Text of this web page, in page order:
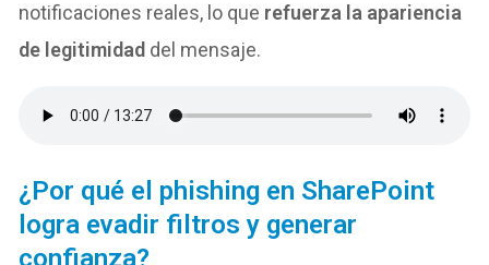
notificaciones reales, lo que refuerza la apariencia
de legitimidad del mensaje.
¿Por qué el phishing en SharePoint
logra evadir filtros y generar
confianza?